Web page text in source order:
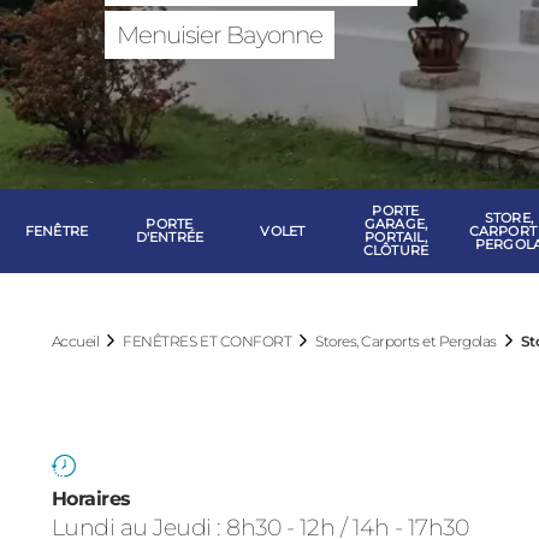
FENÊTRES ET
Menuisier Bayonne
FENÊTRE PORTE
D'ENTRÉE VOLET
PORTE
GARAGE,
PORTAIL,
CLÔTURE
STORE,
CARPORT
Accueil FENÊTRES ET CONFORT Stores, Carports et Pergolas
Horaires
Lundi au Jeudi : 8h30 - 12h / 14h - 17h30